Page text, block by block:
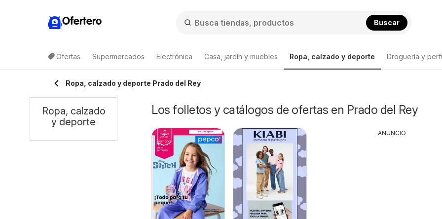
Ofertero Buscar
Ofertas Supermercados Electrónica Casa, jardín y muebles Ropa, calzado y deporte Droguería y
Ropa, calzado y deporte Prado del Rey
Los folletos y catálogos de ofertas en Prado del Rey
ANUNCIO
Ropa, calzado
y deporte